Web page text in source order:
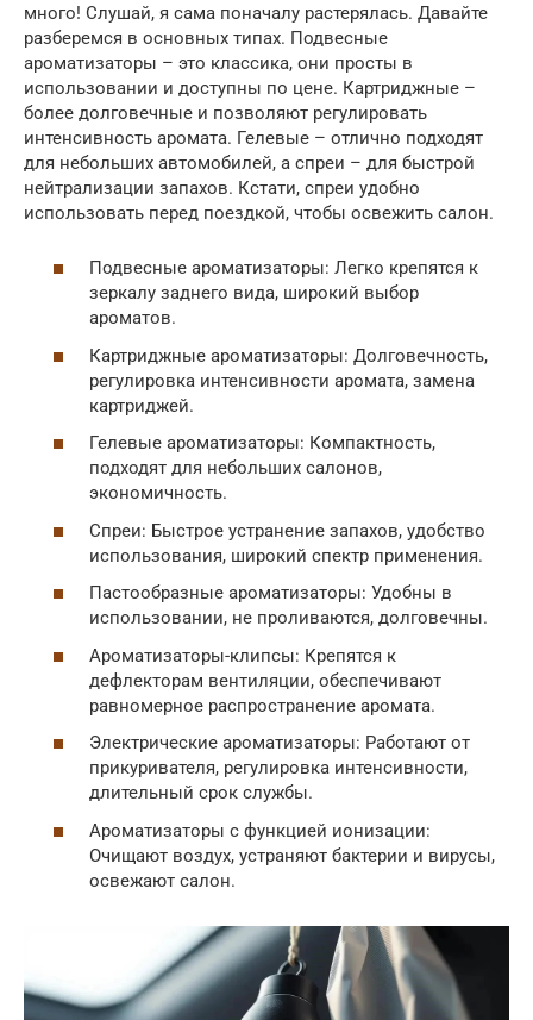
много! Слушай, я сама поначалу растерялась. Давайте
разберемся в основных типах. Подвесные
ароматизаторы – это классика, они просты в
использовании и доступны по цене. Картриджные –
более долговечные и позволяют регулировать
интенсивность аромата. Гелевые – отлично подходят
для небольших автомобилей, а спреи – для быстрой
нейтрализации запахов. Кстати, спреи удобно
использовать перед поездкой, чтобы освежить салон.
Подвесные ароматизаторы: Легко крепятся к
зеркалу заднего вида, широкий выбор
ароматов.
Картриджные ароматизаторы: Долговечность,
регулировка интенсивности аромата, замена
картриджей.
Гелевые ароматизаторы: Компактность,
подходят для небольших салонов,
экономичность.
Спреи: Быстрое устранение запахов, удобство
использования, широкий спектр применения.
Пастообразные ароматизаторы: Удобны в
использовании, не проливаются, долговечны.
Ароматизаторы-клипсы: Крепятся к
дефлекторам вентиляции, обеспечивают
равномерное распространение аромата.
Электрические ароматизаторы: Работают от
прикуривателя, регулировка интенсивности,
длительный срок службы.
Ароматизаторы с функцией ионизации:
Очищают воздух, устраняют бактерии и вирусы,
освежают салон.